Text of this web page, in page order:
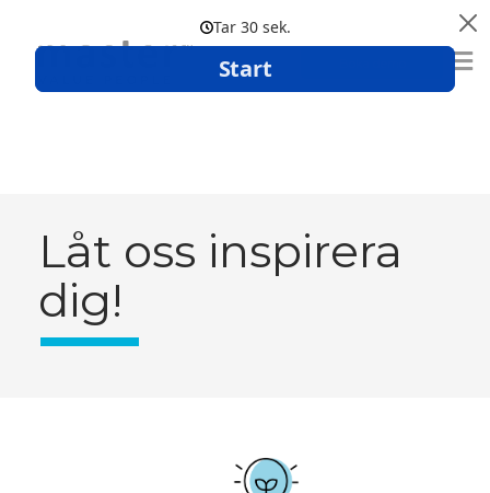
Låt oss inspirera
dig!